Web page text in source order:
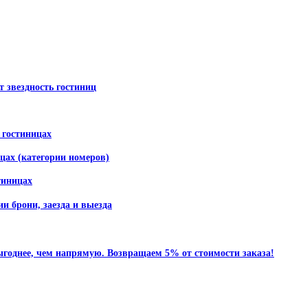
гостиниц
(категории номеров)
брони, заезда и выезда
чем напрямую. Возвращаем 5% от стоимости заказа!